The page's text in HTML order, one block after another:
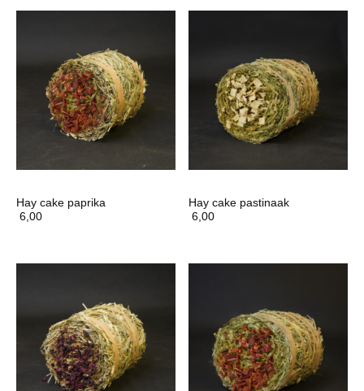
Hay cake paprika
6,00
Hay cake pastinaak
6,00